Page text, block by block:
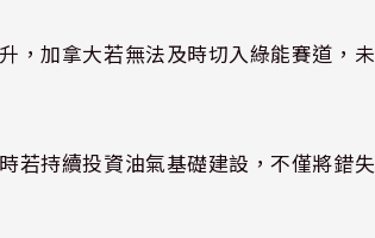
，加拿大若無法及時切入綠能賽道，未
若持續投資油氣基礎建設，不僅將錯失